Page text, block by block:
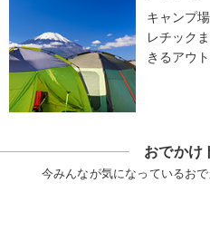
キャンプ
レチック
きるアウ
おでかけ
今みんなが気になっているお